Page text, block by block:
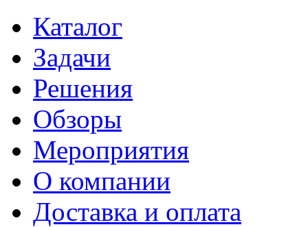
Каталог
Задачи
Решения
Обзоры
Мероприятия
О компании
Доставка и оплата